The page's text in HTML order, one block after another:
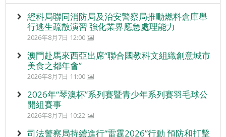
經科局聯同消防局及治安警察局推動燃料倉庫舉
行逃生疏散演習 強化業界應急處理能力
2026年8月7日 12:00
澳門赴馬來西亞出席“聯合國教科文組織創意城市
美食之都年會”
2026年8月7日 11:00
2026年“琴澳杯”系列賽暨青少年系列賽羽毛球公
開組賽事
2026年8月7日 10:22
司法警察局持續進行“雷霆2026”行動 預防和打擊